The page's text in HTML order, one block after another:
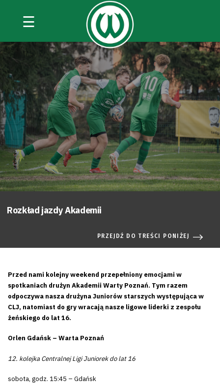
☰
Rozkład jazdy Akademii
PRZEJDŹ DO TREŚCI PONIŻEJ
Przed nami kolejny weekend przepełniony emocjami w
spotkaniach drużyn Akademii Warty Poznań. Tym razem
odpoczywa nasza drużyna Juniorów starszych występująca w
CLJ, natomiast do gry wracają nasze ligowe liderki z zespołu
żeńskiego do lat 16.
Orlen Gdańsk – Warta Poznań
12. kolejka Centralnej Ligi Juniorek do lat 16
sobota, godz. 15:45 – Gdańsk